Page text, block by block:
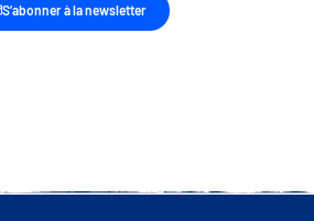
S’abonner à la newsletter